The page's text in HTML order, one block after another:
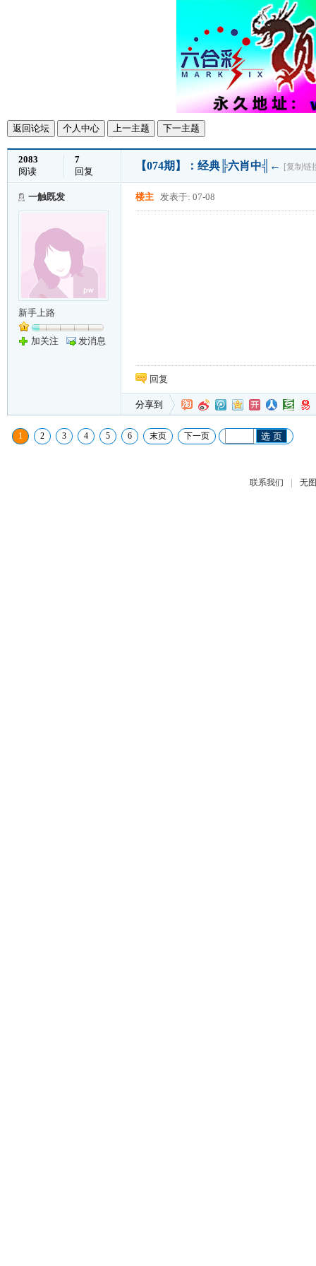
返回论坛 个人中心 上一主题 下一主题
2083
阅读
7
回复
【074期】：经典╠六肖中╣← [复制链
一触既发
新手上路
加关注 发消息
楼主 发表于: 07-08
回复
分享到
1 2 3 4 5 6 末页 下一页 选 页
联系我们 | 无